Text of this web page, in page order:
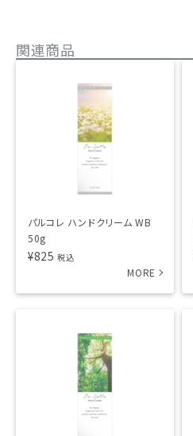
関連商品
パルコレ ハンドクリーム WB
50g
¥825 税込